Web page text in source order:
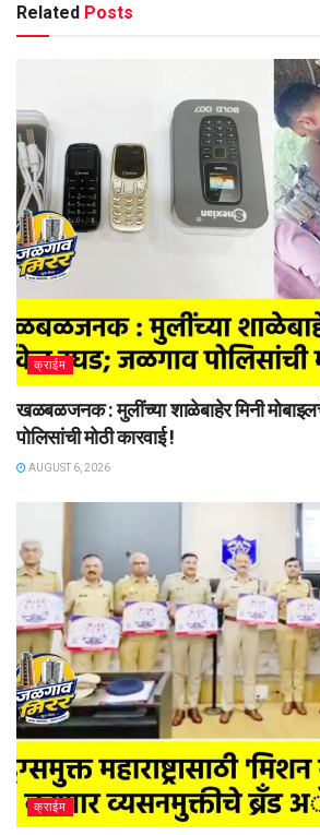
Related Posts
क्राईम
खळबळजनक : मुलींच्या शाळेबाहेर मिनी
पोलिसांची मोठी कारवाई !
AUGUST 6, 2026
क्राईम